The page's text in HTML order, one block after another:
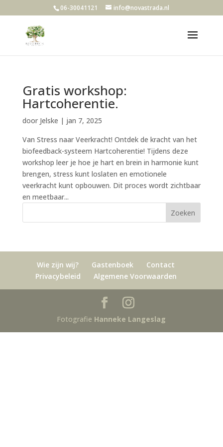
06-30041121 info@novastrada.nl
Gratis workshop:
Hartcoherentie.
door Jelske | jan 7, 2025
Van Stress naar Veerkracht! Ontdek de kracht van het
biofeedback-systeem Hartcoherentie! Tijdens deze
workshop leer je hoe je hart en brein in harmonie kunt
brengen, stress kunt loslaten en emotionele
veerkracht kunt opbouwen. Dit proces wordt zichtbaar
en meetbaar...
Wie zijn wij? Gastenboek
Contact
Privacybeleid
Algemene Voorwaarden
Fotografie Hanneke Langeslag